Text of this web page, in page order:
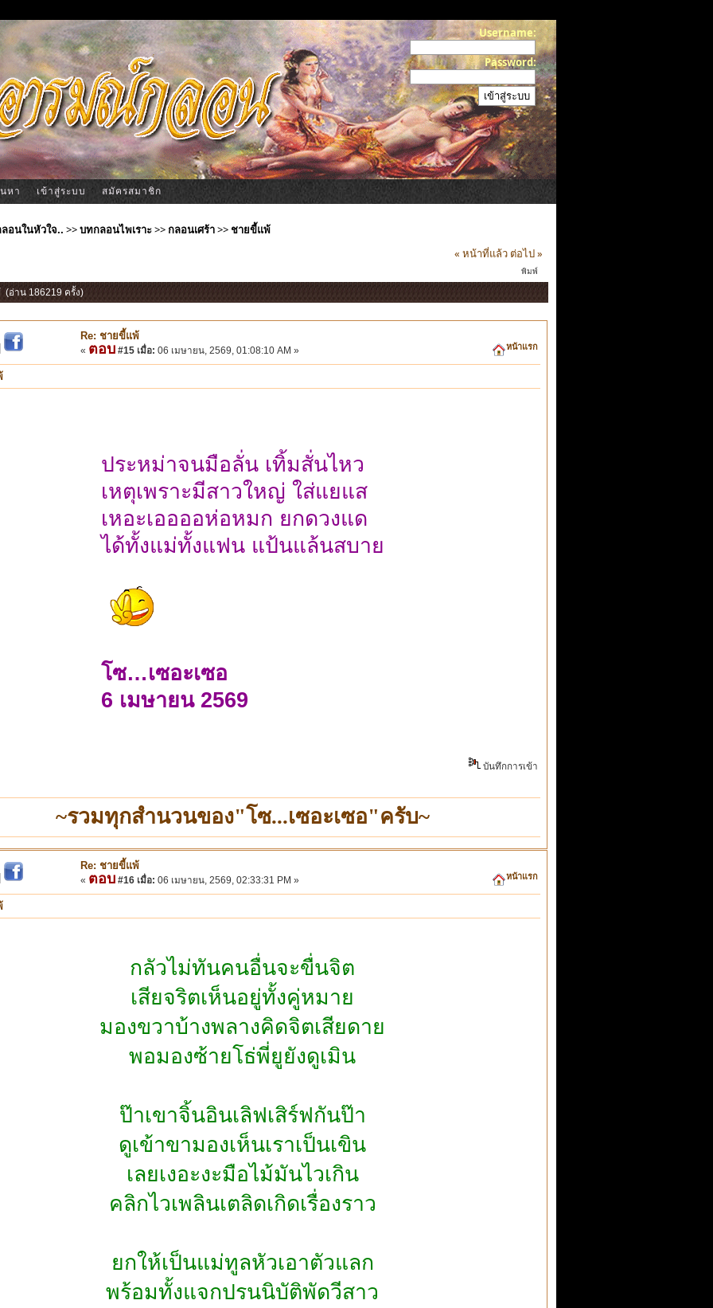
Username:
Password:
หา เข้าสู่ระบบ สมัครสมาชิก
อนในหัวใจ.. >>บทกลอนไพเราะ>>กลอนเศร้า>> ชายขี้แพ้
« หน้าที่แล้ว ต่อไป »
พิมพ์
อ่าน 186219 ครั้ง)
Re: ชายขี้แพ้
« ตอบ #15 เมื่อ: 06 เมษายน, 2569, 01:08:10 AM » หน้าแรก
ประหม่าจนมือลั่น เทิ้มสั่นไหว
เหตุเพราะมีสาวใหญ่ ใส่แยแส
เหอะเออออห่อหมก ยกดวงแด
ได้ทั้งแม่ทั้งแฟน แป้นแล้นสบาย
โซ…เซอะเซอ
6 เมษายน 2569
บันทึกการเข้า
~รวมทุกสำนวนของ"โซ...เซอะเซอ"ครับ~
Re: ชายขี้แพ้
« ตอบ #16 เมื่อ: 06 เมษายน, 2569, 02:33:31 PM » หน้าแรก
กลัวไม่ทันคนอื่นจะขื่นจิต
เสียจริตเห็นอยู่ทั้งคู่หมาย
มองขวาบ้างพลางคิดจิตเสียดาย
พอมองซ้ายโธ่พี่ยูยังดูเมิน
ป๊าเขาจิ้นอินเลิฟเสิร์ฟกันป๊า
ดูเข้าขามองเห็นเราเป็นเขิน
เลยเงอะงะมือไม้มันไวเกิน
คลิกไวเพลินเตลิดเกิดเรื่องราว
ยกให้เป็นแม่ทูลหัวเอาตัวแลก
พร้อมทั้งแจกปรนนิบัติพัดวีสาว